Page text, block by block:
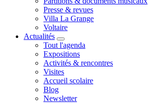
Presse & revues
Villa La Grange
Voltaire
Actualités
Tout l'agenda
Expositions
Activités & rencontres
Visites
Accueil scolaire
Blog
Newsletter